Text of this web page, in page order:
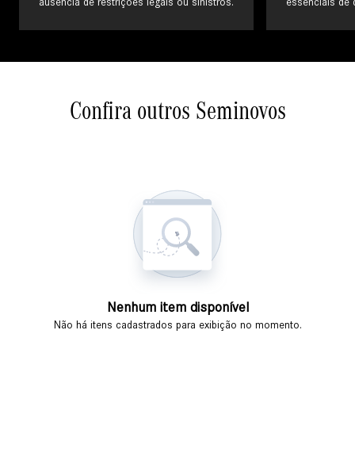
Confira outros Seminovos
Nenhum item disponível
Não há itens cadastrados para exibição no momento.